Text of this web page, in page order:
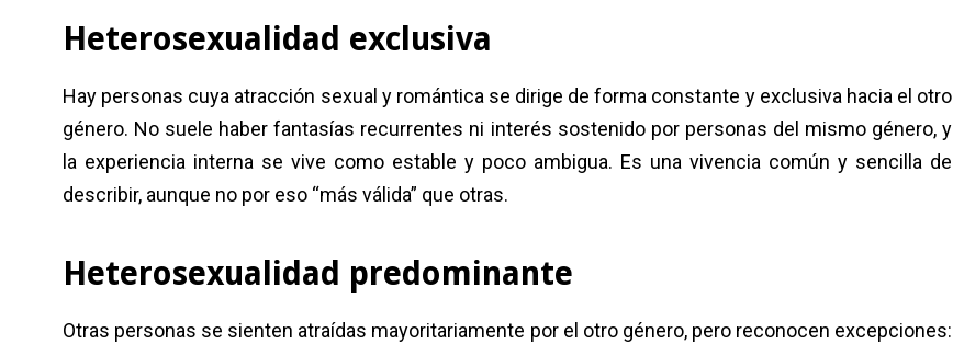
Heterosexualidad exclusiva
Hay personas cuya atracción sexual y romántica se dirige de forma constante y exclusiva hacia el otro
género. No suele haber fantasías recurrentes ni interés sostenido por personas del mismo género, y
la experiencia interna se vive como estable y poco ambigua. Es una vivencia común y sencilla de
describir, aunque no por eso “más válida” que otras.
Heterosexualidad predominante
Otras personas se sienten atraídas mayoritariamente por el otro género, pero reconocen excepciones: